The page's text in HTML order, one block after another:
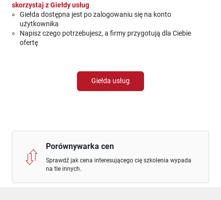
skorzystaj z Giełdy usług
Giełda dostępna jest po zalogowaniu się na konto
użytkownika
Napisz czego potrzebujesz, a firmy przygotują dla Ciebie
ofertę
Giełda usług
Porównywarka cen
Sprawdź jak cena interesującego cię szkolenia wypada
na tle innych.